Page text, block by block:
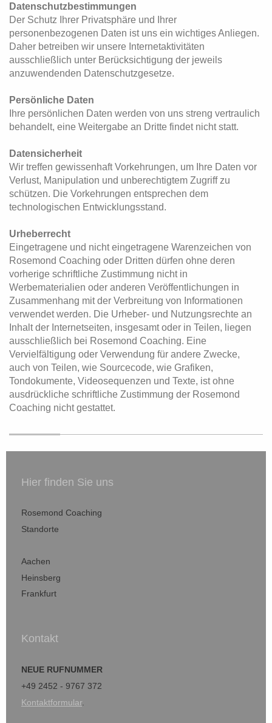
Datenschutzbestimmungen
Der Schutz Ihrer Privatsphäre und Ihrer
personenbezogenen Daten ist uns ein wichtiges Anliegen.
Daher betreiben wir unsere Internetaktivitäten
ausschließlich unter Berücksichtigung der jeweils
anzuwendenden Datenschutzgesetze.
Persönliche Daten
Ihre persönlichen Daten werden von uns streng vertraulich
behandelt, eine Weitergabe an Dritte findet nicht statt.
Datensicherheit
Wir treffen gewissenhaft Vorkehrungen, um Ihre Daten vor
Verlust, Manipulation und unberechtigtem Zugriff zu
schützen. Die Vorkehrungen entsprechen dem
technologischen Entwicklungsstand.
Urheberrecht
Eingetragene und nicht eingetragene Warenzeichen von
Rosemond Coaching oder Dritten dürfen ohne deren
vorherige schriftliche Zustimmung nicht in
Werbematerialien oder anderen Veröffentlichungen in
Zusammenhang mit der Verbreitung von Informationen
verwendet werden. Die Urheber- und Nutzungsrechte an
Inhalt der Internetseiten, insgesamt oder in Teilen, liegen
ausschließlich bei Rosemond Coaching. Eine
Vervielfältigung oder Verwendung für andere Zwecke,
auch von Teilen, wie Sourcecode, wie Grafiken,
Tondokumente, Videosequenzen und Texte, ist ohne
ausdrückliche schriftliche Zustimmung der Rosemond
Coaching nicht gestattet.
Hier finden Sie uns
Rosemond Coaching
Standorte
Aachen
Heinsberg
Frankfurt
Kontakt
NEUE RUFNUMMER
+49 2452 - 9767 372
Kontaktformular